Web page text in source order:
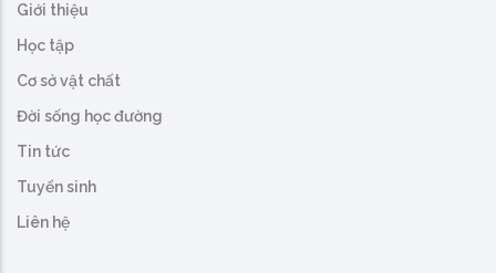
Giới thiệu
Học tập
Cơ sở vật chất
Đời sống học đường
Tin tức
Tuyển sinh
Liên hệ